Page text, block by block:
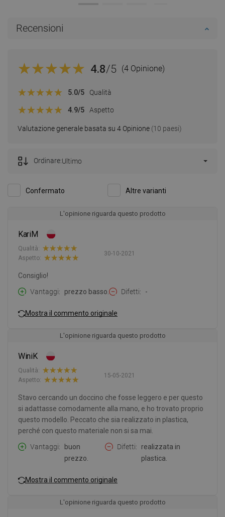
Recensioni
4.8/5 (4 Opinione)
Valutazione generale basata su 4 Opinione (10 paesi)
5.0/5 Qualità
4.9/5 Aspetto
Confermato Altre varianti
Ordinare:Ultimo
L'opinione riguarda questo prodotto
KariM
30-10-2021
Qualità:
Aspetto:
Consiglio!
Vantaggi
prezzo basso. Difetti -
Mostra il commento originale
L'opinione riguarda questo prodotto
WiniK
15-05-2021
Qualità:
Aspetto:
Stavo cercando un doccino che fosse leggero e per questo
si adattasse comodamente alla mano, e ho trovato proprio
questo modello. Peccato che sia realizzato in plastica,
perché con questo materiale non si sa mai.
Vantaggi
buon
prezzo.
Difetti
realizzata in
plastica.
Mostra il commento originale
L'opinione riguarda questo prodotto